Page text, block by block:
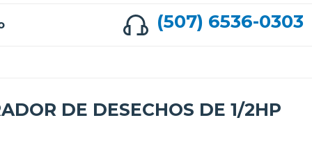
(507) 6536-0303
DE DESECHOS DE 1/2HP